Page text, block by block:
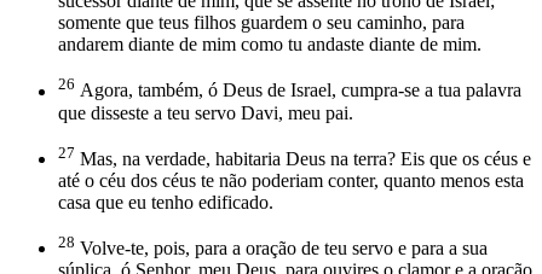
somente que teus filhos guardem o seu caminho, para
andarem diante de mim como tu andaste diante de mim.
26 Agora, também, ó Deus de Israel, cumpra-se a tua palavra
que disseste a teu servo Davi, meu pai.
27 Mas, na verdade, habitaria Deus na terra? Eis que os céus e
até o céu dos céus te não poderiam conter, quanto menos esta
casa que eu tenho edificado.
28 Volve-te, pois, para a oração de teu servo e para a sua